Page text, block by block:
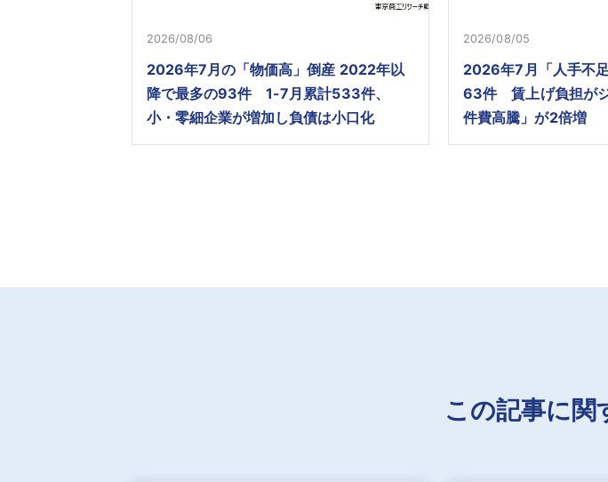
2026/08/06
2026年7月の「物価高」倒産 2022年以
降で最多の93件 1-7月累計533件、
小・零細企業が増加し負債は小口化
2026/08/05
2026年7月「人手不
63件 賃上げ負担が
件費高騰」が2倍増
この記事に関